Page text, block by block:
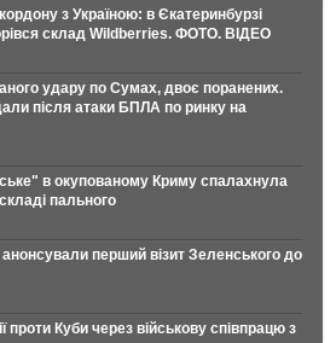
з Україною: в Єкатеринбурзі
склад Wildberries. ФОТО. ВІДЕО
удару по Сумах, двоє поранених.
після атаки БПЛА по ринку на
в окупованому Криму спалахнула
пального
анонсували перший візит Зеленського до
Куби через військову співпрацю з